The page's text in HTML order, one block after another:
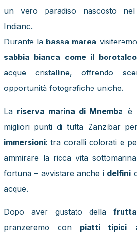
un vero paradiso nascosto nel
Indiano.
Durante la bassa marea
sabbia bianca come il borotalco
acque cristalline, offrendo
opportunità fotografiche uniche.
La riserva marina di Mnemba è
migliori punti di tutta Zanzibar
immersioni: tra coralli colorati e
ammirare la ricca vita
fortuna – avvistare anche i delfini
acque.
Dopo aver gustato della
pranzeremo con piatti tipici